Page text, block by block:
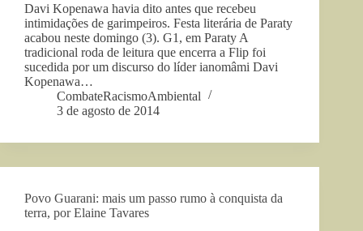
Davi Kopenawa havia dito antes que recebeu
intimidações de garimpeiros. Festa literária de Paraty
acabou neste domingo (3). G1, em Paraty A
tradicional roda de leitura que encerra a Flip foi
sucedida por um discurso do líder ianomâmi Davi
Kopenawa…
CombateRacismoAmbiental
3 de agosto de 2014
Povo Guarani: mais um passo rumo à conquista da
terra, por Elaine Tavares